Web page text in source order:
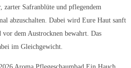
zarter Safranblüte und pflegendem
abzuschalten. Dabei wird Eure Haut sanft
dem Austrocknen bewahrt. Das
im Gleichgewicht.